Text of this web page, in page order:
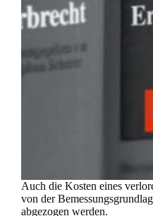
Auch die Kosten eines
von der
abgezogen werden.